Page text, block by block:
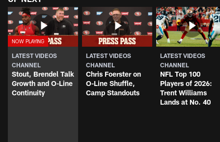
LATEST VIDEOS
CHANNEL
Stout, Brendel Talk
Growth and O-Line
Continuity
LATEST VIDEOS
CHANNEL
Chris Foerster on
O-Line Shuffle,
Camp Standouts
LATEST VIDEOS
CHANNEL
NFL Top 100
Players of 2026:
Trent Williams
Lands at No. 40